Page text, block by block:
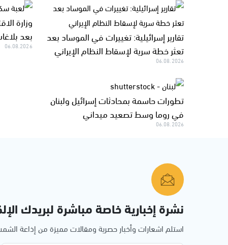
تقارير إسرائيلية: تغييرات في الموساد بعد
تعثر خطة سرية لإسقاط النظام الإيراني
06.08.2026
وزارة
بعد
06.08.2026
تطورات حاسمة بمحادثات إسرائيل ولبنان
في روما وسط تصعيد ميداني
06.08.2026
نشرة إخبارية خاصة مباشرة لبريدك
استلم اشعارات وأخبار حصرية ومقالات مميزة من إذاعة